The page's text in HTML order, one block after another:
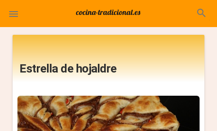
 search
Estrella de hojaldre